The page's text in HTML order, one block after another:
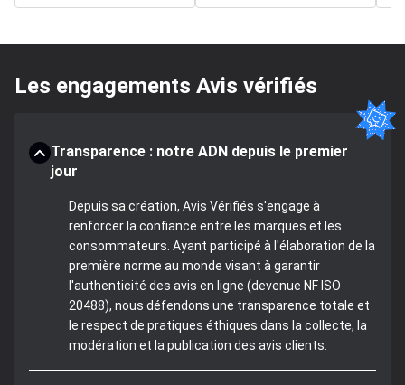
Les engagements Avis vérifiés
Transparence : notre ADN depuis le premier
jour
Depuis sa création, Avis Vérifiés s'engage à
renforcer la confiance entre les marques et les
consommateurs. Ayant participé à l'élaboration de la
première norme au monde visant à garantir
l'authenticité des avis en ligne (devenue NF ISO
20488), nous défendons une transparence totale et
le respect de pratiques éthiques dans la collecte, la
modération et la publication des avis clients.